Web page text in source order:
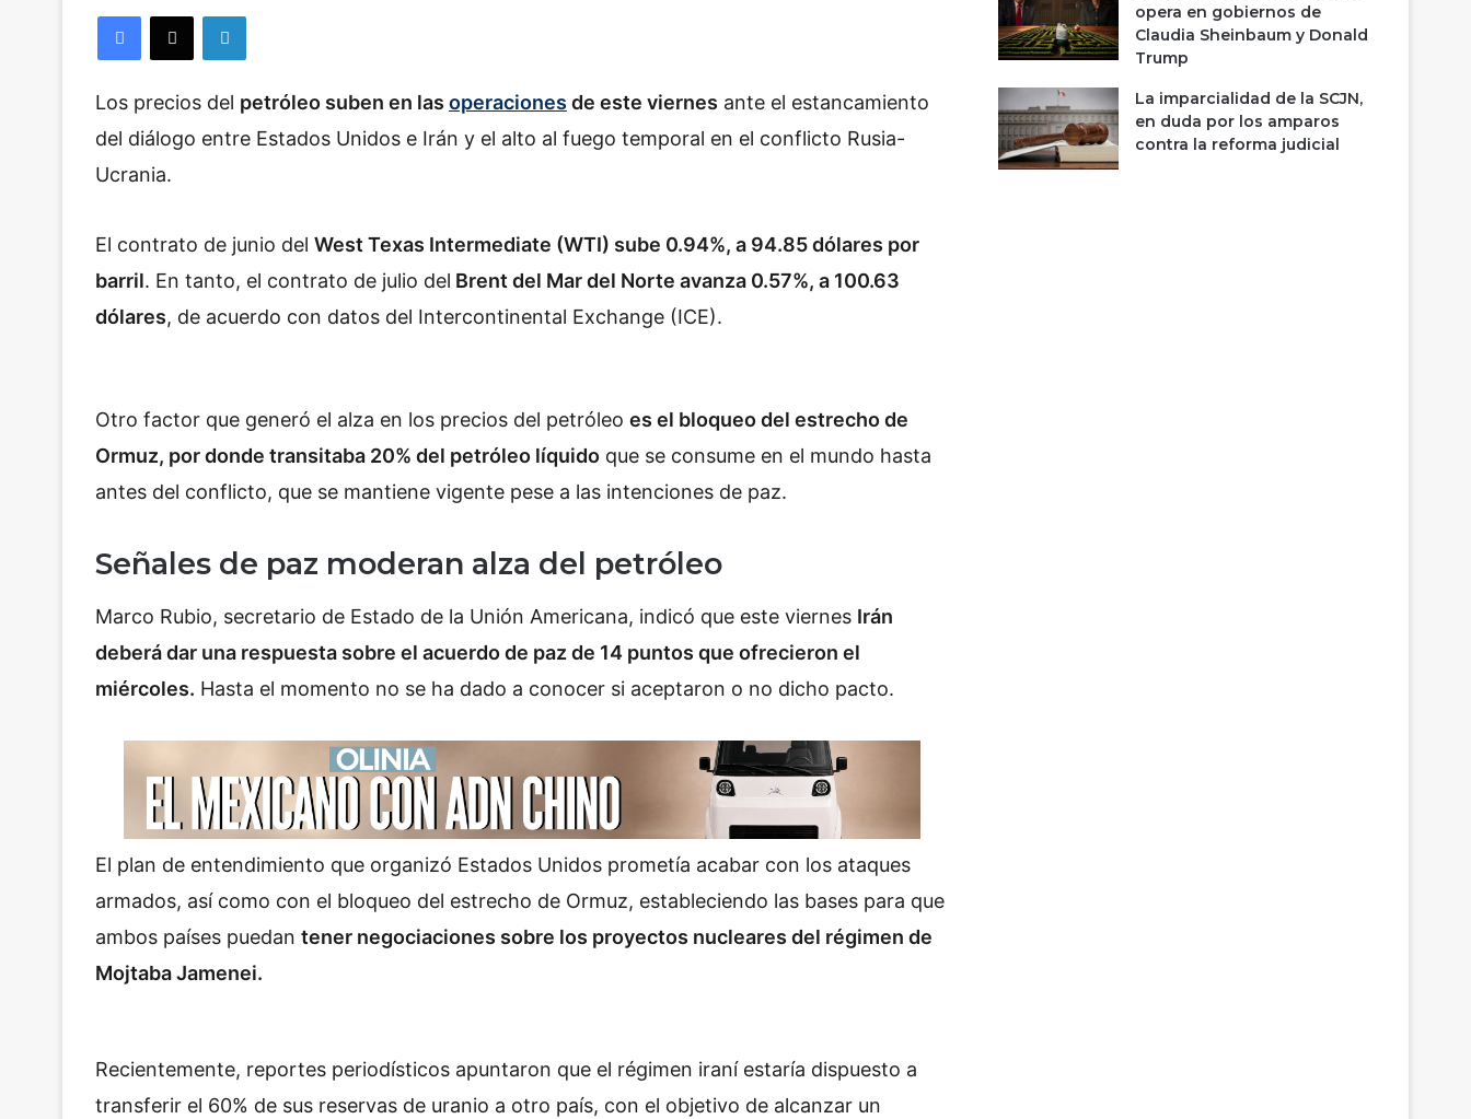
Los precios del petróleo suben en las operaciones de este viernes ante el estancamiento
del diálogo entre Estados Unidos e Irán y el alto al fuego temporal en el conflicto Rusia-
Ucrania.
El contrato de junio del West Texas Intermediate (WTI) sube 0.94%, a 94.85 dólares por
barril. En tanto, el contrato de julio del Brent del Mar del Norte avanza 0.57%, a 100.63
dólares, de acuerdo con datos del Intercontinental Exchange (ICE).
Otro factor que generó el alza en los precios del petróleo es el bloqueo del estrecho de
Ormuz, por donde transitaba 20% del petróleo líquido que se consume en el mundo hasta
antes del conflicto, que se mantiene vigente pese a las intenciones de paz.
Señales de paz moderan alza del petróleo
Marco Rubio, secretario de Estado de la Unión Americana, indicó que este viernes Irán
deberá dar una respuesta sobre el acuerdo de paz de 14 puntos que ofrecieron el
miércoles. Hasta el momento no se ha dado a conocer si aceptaron o no dicho pacto.
El plan de entendimiento que organizó Estados Unidos prometía acabar con los ataques
armados, así como con el bloqueo del estrecho de Ormuz, estableciendo las bases para que
ambos países puedan tener negociaciones sobre los proyectos nucleares del régimen de
Mojtaba Jamenei.
Recientemente, reportes periodísticos apuntaron que el régimen iraní estaría dispuesto a
transferir el 60% de sus reservas de uranio a otro país, con el objetivo de alcanzar un
opera en gobiernos de
Claudia Sheinbaum y Donald
Trump
La imparcialidad de la SCJN,
en duda por los amparos
contra la reforma judicial